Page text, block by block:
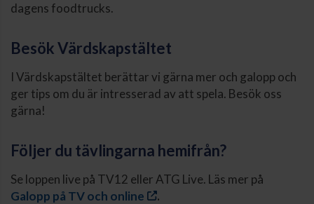
dagens foodtrucks.
Besök Värdskapstältet
I Värdskapstältet berättar vi gärna mer och galopp och
ger tips om du är intresserad av att spela. Besök oss
gärna!
Följer du tävlingarna hemifrån?
Se loppen live på TV12 eller ATG Live. Läs mer på
Galopp på TV och online
.